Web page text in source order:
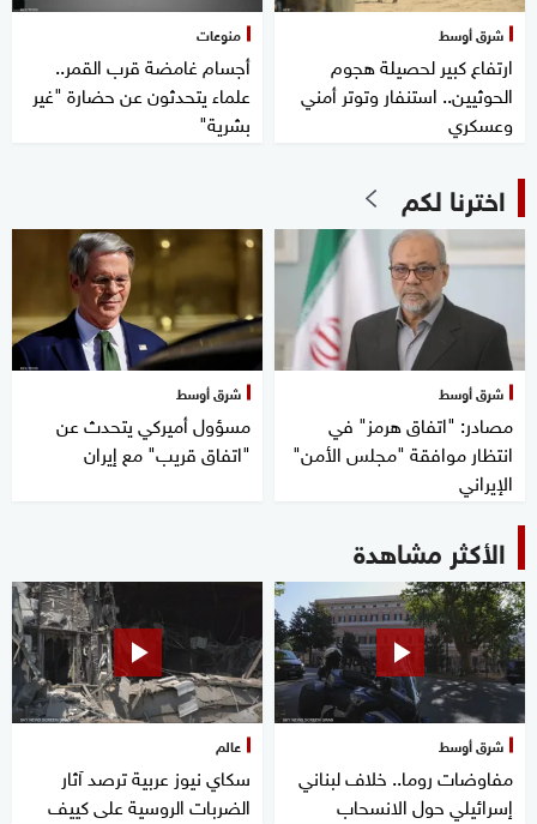
شرق أوسط
ارتفاع كبير لحصيلة هجوم
الحوثيين.. استنفار وتوتر أمني
وعسكري
منوعات
أجسام غامضة قرب القمر..
علماء يتحدثون عن حضارة "غير
بشرية"
اخترنا لكم
شرق أوسط
مصادر: "اتفاق هرمز" في
انتظار موافقة "مجلس الأمن"
الإيراني
شرق أوسط
مسؤول أميركي يتحدث عن
"اتفاق قريب" مع إيران
الأكثر مشاهدة
شرق أوسط
مفاوضات روما.. خلاف لبناني
إسرائيلي حول الانسحاب
عالم
سكاي نيوز عربية ترصد آثار
الضربات الروسية على كييف